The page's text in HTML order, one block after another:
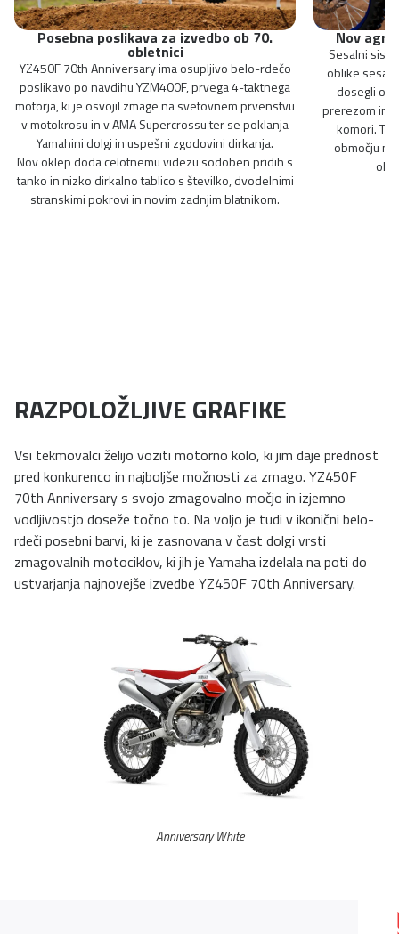
Posebna poslikava za izvedbo ob 70.
obletnici
YZ450F 70th Anniversary ima osupljivo belo-rdečo
poslikavo po navdihu YZM400F, prvega 4-taktnega
motorja, ki je osvojil zmage na svetovnem prvenstvu
v motokrosu in v AMA Supercrossu ter se poklanja
Yamahini dolgi in uspešni zgodovini dirkanja.
Nov oklep doda celotnemu videzu sodoben pridih s
tanko in nizko dirkalno tablico s številko, dvodelnimi
stranskimi pokrovi in novim zadnjim blatnikom.
Nov
Sesalni
oblike
dosegli
prerezom in
komori. To
območju
RAZPOLOŽLJIVE GRAFIKE
Vsi tekmovalci želijo voziti motorno kolo, ki jim daje prednost
pred konkurenco in najboljše možnosti za zmago. YZ450F
70th Anniversary s svojo zmagovalno močjo in izjemno
vodljivostjo doseže točno to. Na voljo je tudi v ikonični belo-
rdeči posebni barvi, ki je zasnovana v čast dolgi vrsti
zmagovalnih motociklov, ki jih je Yamaha izdelala na poti do
ustvarjanja najnovejše izvedbe YZ450F 70th Anniversary.
Anniversary White